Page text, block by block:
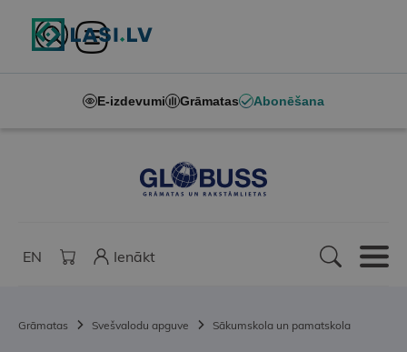
E-izdevumi Grāmatas Abonēšana
EN Ienākt
Grāmatas Svešvalodu apguve Sākumskola un pamatskola